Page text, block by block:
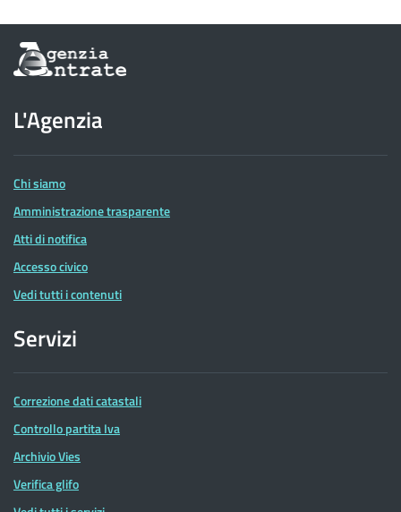
Informazioni
sul
dell'Agenzia
delle
Entrate
L'Agenzia
Chi siamo
Amministrazione trasparente
Atti di notifica
Accesso civico
Vedi tutti i contenuti
Servizi
Correzione dati catastali
Controllo partita Iva
Archivio Vies
Verifica glifo